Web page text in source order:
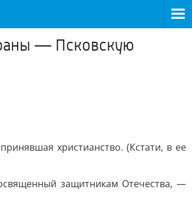
— Псковскую
христианство. (Кстати, в ее
защитникам Отечества, —